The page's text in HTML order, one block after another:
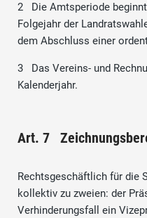
2 Die Amtsperiode
Folgejahr der
dem Abschluss einer
3 Das Vereins- und
Kalenderjahr.
Art. 7
Rechtsgeschäftlich für die
kollektiv zu zweien: der
Verhinderungsfall ein